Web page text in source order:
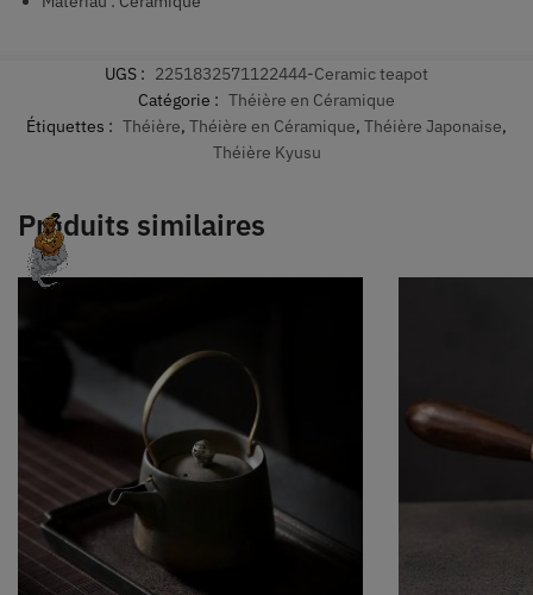
UGS : 2251832571122444-Ceramic teapot
Catégorie : Théière en Céramique
Étiquettes : Théière, Théière en Céramique, Théière Japonaise,
Théière Kyusu
Produits similaires